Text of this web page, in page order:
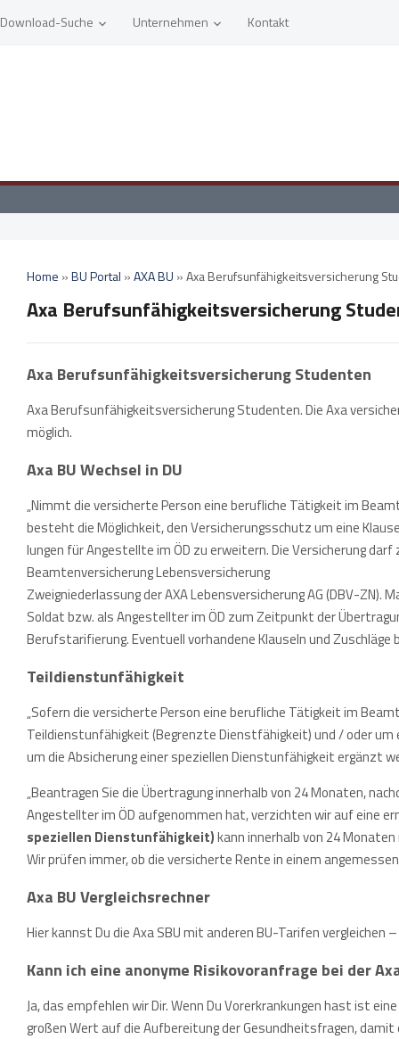
Download-Suche Unternehmen Kontakt
Home »BU Portal »AXA BU »Axa Berufsunfähigkeitsversicherung
Axa Berufsunfähigkeitsversicherung
Axa Berufsunfähigkeitsversicherung Studenten
Axa Berufsunfähigkeitsversicherung Studenten. Die Axa
möglich.
Axa BU Wechsel in DU
„Nimmt die versicherte Person eine berufliche Tätigkeit im
besteht die Möglichkeit, den Versicherungsschutz um eine
lungen für Angestellte im ÖD zu erweitern. Die Versicherung
Beamtenversicherung Lebensversicherung
Zweigniederlassung der AXA Lebensversicherung AG (DBV-
Soldat bzw. als Angestellter im ÖD zum Zeitpunkt der
Berufstarifierung. Eventuell vorhandene Klauseln und Zuschläge
Teildienstunfähigkeit
„Sofern die versicherte Person eine berufliche Tätigkeit im
Teildienstunfähigkeit (Begrenzte Dienstfähigkeit) und / oder
um die Absicherung einer speziellen Dienstunfähigkeit ergänzt
„Beantragen Sie die Übertragung innerhalb von 24 Monaten,
Angestellter im ÖD aufgenommen hat, verzichten wir auf eine
speziellen Dienstunfähigkeit)kann innerhalb von 24
Wir prüfen immer, ob die versicherte Rente in einem
Axa BU Vergleichsrechner
Hier kannst Du die Axa SBU mit anderen BU-Tarifen vergleichen
Kann ich eine anonyme Risikovoranfrage bei der
Ja, das empfehlen wir Dir. Wenn Du Vorerkrankungen hast ist
großen Wert auf die Aufbereitung der Gesundheitsfragen, damit